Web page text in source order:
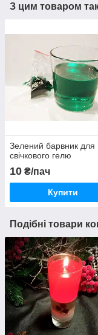
З цим товаром
Зелений барвник для
свічкового гелю
10 ₴/пач
Купити
Подібні товари